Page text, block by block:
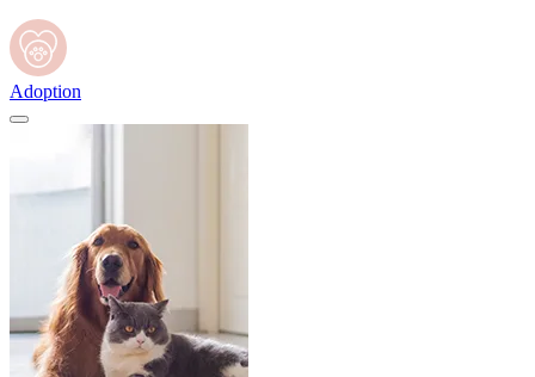
Adoption